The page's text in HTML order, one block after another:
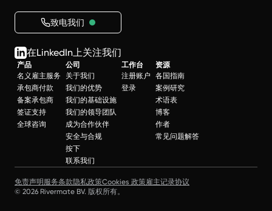
致电我们
在LinkedIn上关注我们
产品
名义雇主服务
承包商付款
备案承包商
签证支持
全球咨询
公司
关于我们
我们的优势
我们的基础设施
我们的领导团队
成为合作伙伴
安全与合规
按下
联系我们
工作台
注册账户
登录
资源
各国指南
案例研究
术语表
博客
作者
常见问题解答
免责声明 服务条款隐私政策Cookies 政策雇主记录协议
© 2026 Rivermate BV. 版权所有。